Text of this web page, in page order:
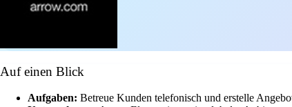
Auf einen Blick
Aufgaben: Betreue Kunden telefonisch und erstelle